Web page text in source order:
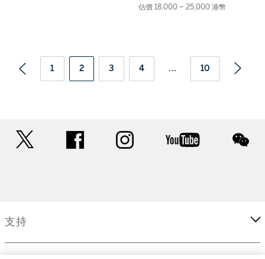
估價 18,000 – 25,000 港幣
1 2 3 4 ... 10
facebook instagram youtube
支持